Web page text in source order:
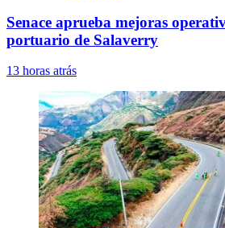
Senace aprueba mejoras
portuario de Salaverry
13 horas atrás